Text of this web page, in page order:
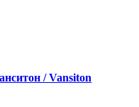
/ Vansiton